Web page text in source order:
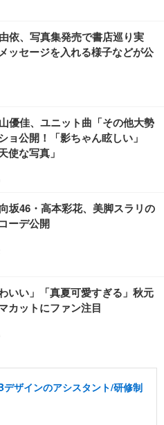
依、写真集発売で書店巡り実
ッセージを入れる様子などが公
優佳、ユニット曲「その他大勢
ョ公開！「影ちゃん眩しい」
使な写真」
坂46・高本彩花、美脚スラリの
ーデ公開
いい」「真夏可愛すぎる」秋元
カットにファン注目
ザインのアシスタント/研修制